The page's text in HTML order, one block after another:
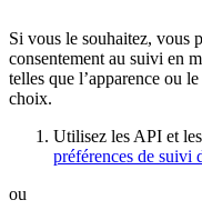
Si vous le souhaitez, vous
consentement au suivi en
telles que l’apparence ou
choix.
Utilisez les API et
préférences de suivi
ou